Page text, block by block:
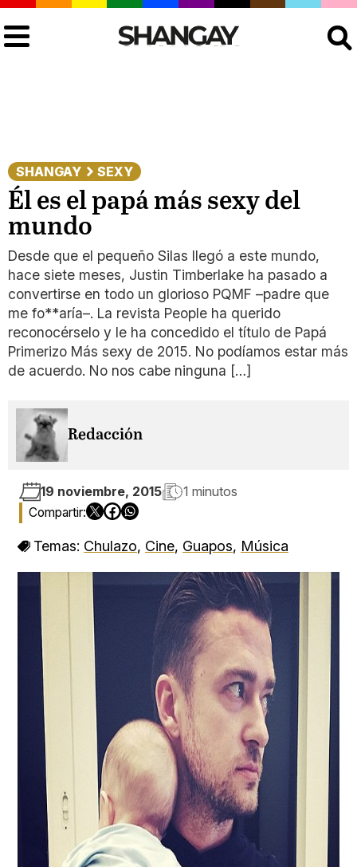
SHANGAY SEXY
Él es el papá más sexy del
mundo
Desde que el pequeño Silas llegó a este mundo,
hace siete meses, Justin Timberlake ha pasado a
convertirse en todo un glorioso PQMF –padre que
me fo**aría–. La revista People ha querido
reconocérselo y le ha concedido el título de Papá
Primerizo Más sexy de 2015. No podíamos estar más
de acuerdo. No nos cabe ninguna […]
Redacción
19 noviembre, 2015 1 minutos
Temas: Chulazo, Cine, Guapos, Música